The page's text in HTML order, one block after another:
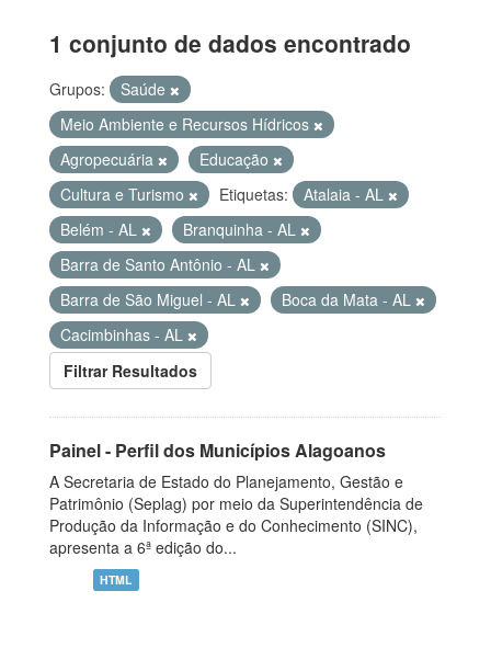
1 conjunto de dados encontrado
Grupos:
Saúde
Meio Ambiente e Recursos Hídricos
Agropecuária
Educação
Cultura e Turismo
Etiquetas:
Atalaia - AL
Belém - AL
Branquinha - AL
Barra de Santo Antônio - AL
Barra de São Miguel - AL
Boca da Mata - AL
Cacimbinhas - AL
Filtrar Resultados
Painel - Perfil dos Municípios Alagoanos
A Secretaria de Estado do Planejamento, Gestão e
Patrimônio (Seplag) por meio da Superintendência de
Produção da Informação e do Conhecimento (SINC),
apresenta a 6ª edição do...
HTML